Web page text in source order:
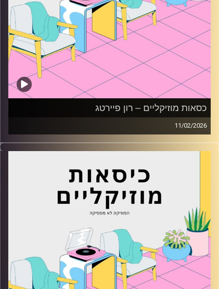
כסאות מוזיקליים – רון פיירטג
11/02/2026
כסאות מוזיקליים עם רון פיירטג